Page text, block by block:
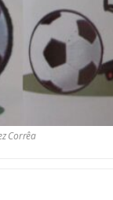
Corrêa